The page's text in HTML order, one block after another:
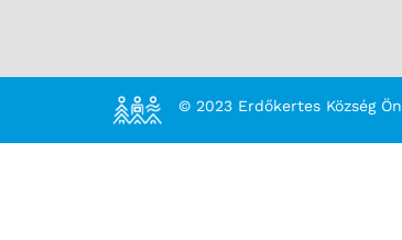
© 2023 Erdőkertes Község